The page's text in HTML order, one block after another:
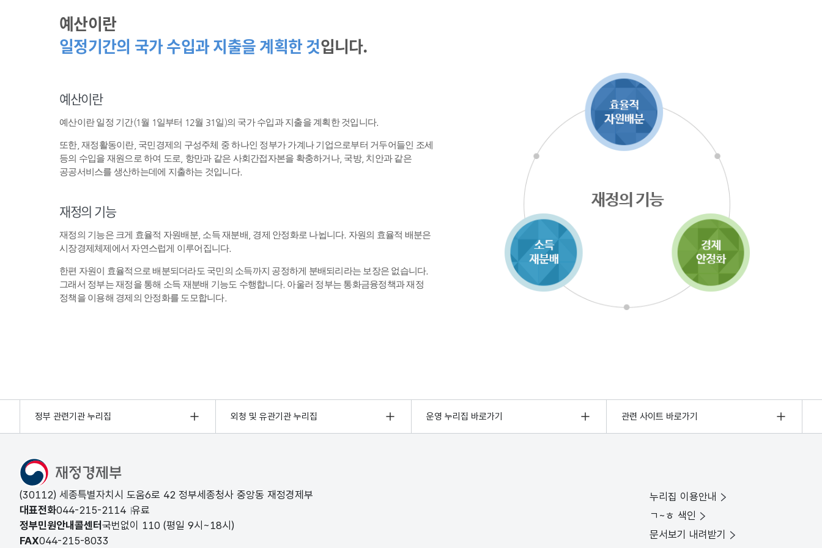
예산이란
일정기간의 국가 수입과 지출을 계획한 것입니다.
예산이란
예산이란 일정 기간(1월 1일부터 12월 31일)의 국가 수입과 지출을 계획한 것입니다.
또한, 재정활동이란, 국민경제의 구성주체 중 하나인 정부가 가계나 기업으로부터 거두어들인 조세
등의 수입을 재원으로 하여 도로, 항만과 같은 사회간접자본을 확충하거나, 국방, 치안과 같은
공공서비스를 생산하는데에 지출하는 것입니다.
재정의 기능
재정의 기능은 크게 효율적 자원배분, 소득 재분배, 경제 안정화로 나뉩니다. 자원의 효율적 배분은
시장경제체제에서 자연스럽게 이루어집니다.
한편 자원이 효율적으로 배분되더라도 국민의 소득까지 공정하게 분배되리라는 보장은 없습니다.
그래서 정부는 재정을 통해 소득 재분배 기능도 수행합니다. 아울러 정부는 통화금융정책과 재정
정책을 이용해 경제의 안정화를 도모합니다.
정부 관련기관 누리집 외청 및 유관기관 누리집 운영 누리집 바로가기 관련 사이트 바로가기
(30112) 세종특별자치시 도움6로 42 정부세종청사 중앙동 재정경제부
대표전화044-215-2114 유료
정부민원안내콜센터 국번없이 110 (평일 9시~18시)
FAX044-215-8033
누리집 이용안내
ㄱ~ㅎ 색인
문서보기 내려받기